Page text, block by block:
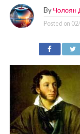
By Чолоян
Posted on